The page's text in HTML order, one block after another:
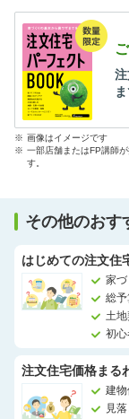
※ 画像はイメージです
※ 一部店舗またはFP講師
す。
その他のおす
はじめての注文住
家づ
総
土
初
注文住宅価格まる
建
見